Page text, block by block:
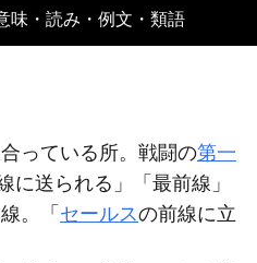
味・読み・例文・類語
っている所。戦闘の第一
に送られる」「最前線 」
。「 セールスの前線に立